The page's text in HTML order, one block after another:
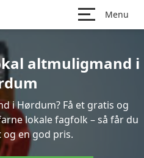
Menu
altmuligmand i
i Hørdum? Få et gratis og
lokale fagfolk – så får du
og en god pris.